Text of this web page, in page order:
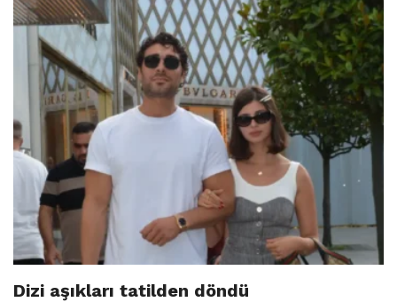
Dizi aşıkları tatilden döndü